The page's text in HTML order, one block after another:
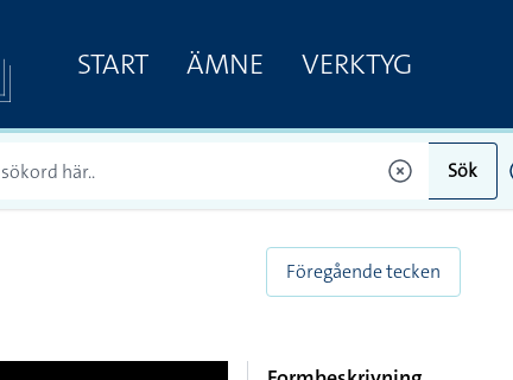
START ÄMNE VERKTYG
Sök
Föregående tecken